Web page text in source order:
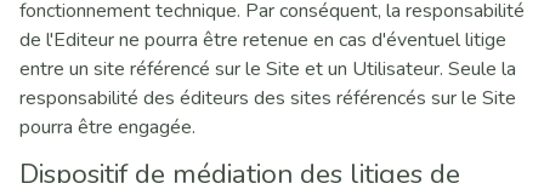
fonctionnement technique. Par conséquent, la responsabilité
de l'Editeur ne pourra être retenue en cas d'éventuel litige
entre un site référencé sur le Site et un Utilisateur. Seule la
responsabilité des éditeurs des sites référencés sur le Site
pourra être engagée.
Dispositif de médiation des litiges de